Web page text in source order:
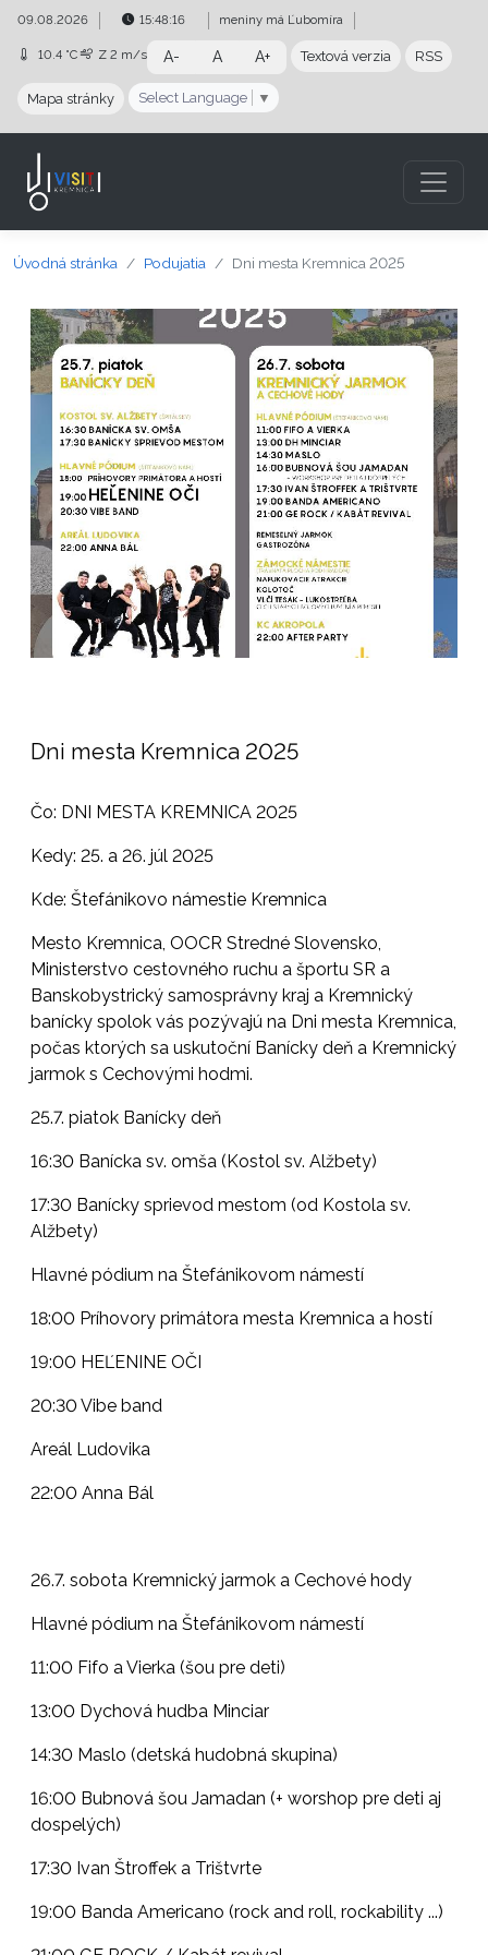
Preskočiť na obsah
Preskočiť na hlavné menu
09.08.2026 15:48:17 meniny má Ľubomíra
10.4 °C Z 2 m/s A- A A+ Textová verzia RSS
Mapa stránky Select Language ▼
Úvodná stránka Podujatia Dni mesta Kremnica 2025
Dni mesta Kremnica 2025
Čo: DNI MESTA KREMNICA 2025
Kedy: 25. a 26. júl 2025
Kde: Štefánikovo námestie Kremnica
Mesto Kremnica, OOCR Stredné Slovensko,
Ministerstvo cestovného ruchu a športu SR a
Banskobystrický samosprávny kraj a Kremnický
banícky spolok vás pozývajú na Dni mesta Kremnica,
počas ktorých sa uskutoční Banícky deň a Kremnický
jarmok s Cechovými hodmi.
25.7. piatok Banícky deň
16:30 Banícka sv. omša (Kostol sv. Alžbety)
17:30 Banícky sprievod mestom (od Kostola sv.
Alžbety)
Hlavné pódium na Štefánikovom námestí
18:00 Príhovory primátora mesta Kremnica a hostí
19:00 HEĽENINE OČI
20:30 Vibe band
Areál Ludovika
22:00 Anna Bál
26.7. sobota Kremnický jarmok a Cechové hody
Hlavné pódium na Štefánikovom námestí
11:00 Fifo a Vierka (šou pre deti)
13:00 Dychová hudba Minciar
14:30 Maslo (detská hudobná skupina)
16:00 Bubnová šou Jamadan (+ worshop pre deti aj
dospelých)
17:30 Ivan Štroffek a Trištvrte
19:00 Banda Americano (rock and roll, rockability ...)